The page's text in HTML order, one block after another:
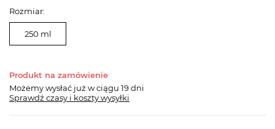
Rozmiar:
250 ml
Produkt na zamówienie
Możemy wysłać już w ciągu 19 dni
Sprawdź czasy i koszty wysyłki